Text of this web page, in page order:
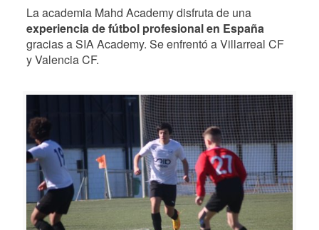
La academia Mahd Academy disfruta de una
experiencia de fútbol profesional en España
gracias a SIA Academy. Se enfrentó a Villarreal CF
y Valencia CF.